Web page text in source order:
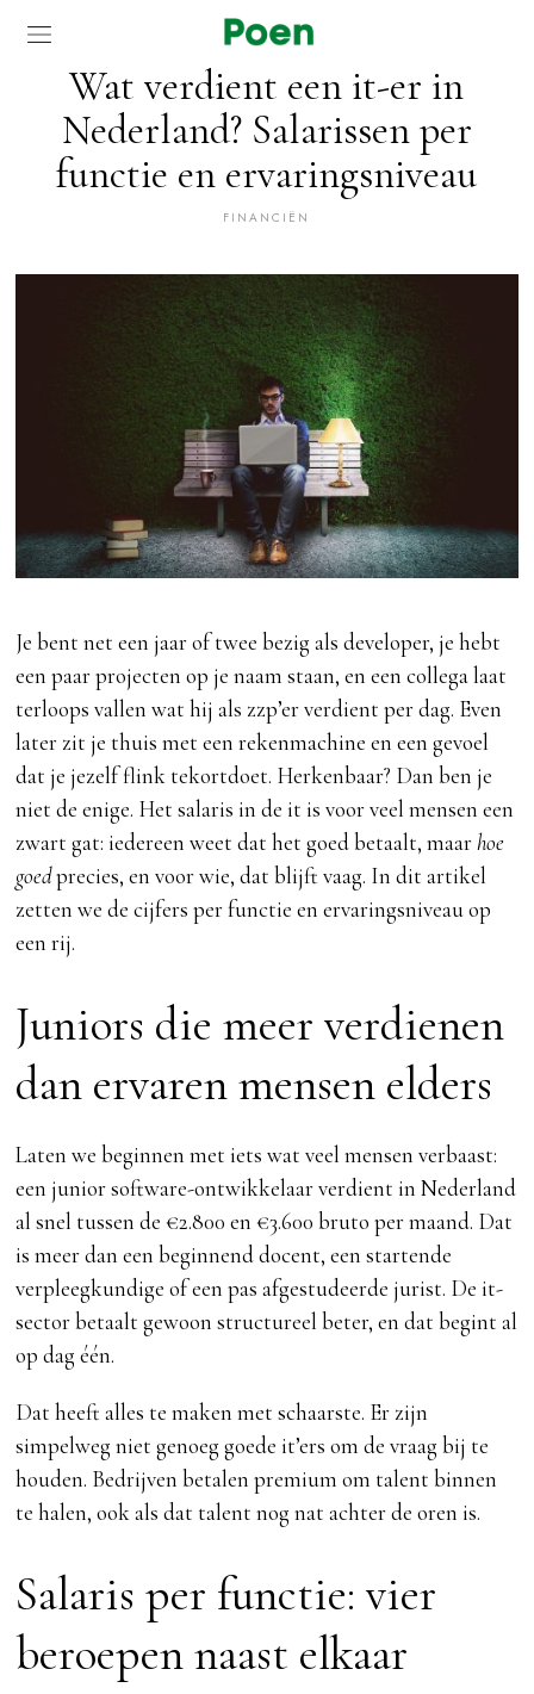
Wat verdient een it-er in
Nederland? Salarissen per
functie en ervaringsniveau
FINANCIËN
Je bent net een jaar of twee bezig als developer, je hebt
een paar projecten op je naam staan, en een collega laat
terloops vallen wat hij als zzp’er verdient per dag. Even
later zit je thuis met een rekenmachine en een gevoel
dat je jezelf flink tekortdoet. Herkenbaar? Dan ben je
niet de enige. Het salaris in de it is voor veel mensen een
zwart gat: iedereen weet dat het goed betaalt, maarhoe
goedprecies, en voor wie, dat blijft vaag. In dit artikel
zetten we de cijfers per functie en ervaringsniveau op
een rij.
Juniors die meer verdienen
dan ervaren mensen elders
Laten we beginnen met iets wat veel mensen verbaast:
een junior software-ontwikkelaar verdient in Nederland
al snel tussen de €2.800 en €3.600 bruto per maand. Dat
is meer dan een beginnend docent, een startende
verpleegkundige of een pas afgestudeerde jurist. De it-
sector betaalt gewoon structureel beter, en dat begint al
op dag één.
Dat heeft alles te maken met schaarste. Er zijn
simpelweg niet genoeg goede it’ers om de vraag bij te
houden. Bedrijven betalen premium om talent binnen
te halen, ook als dat talent nog nat achter de oren is.
Salaris per functie: vier
beroepen naast elkaar